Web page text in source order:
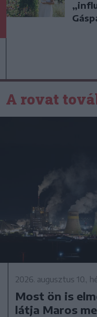
A rovat
2026. augusztus 10.,
Most ön is
látja Maros